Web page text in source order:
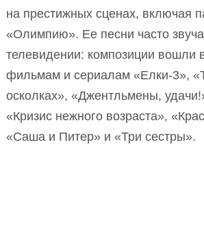
на престижных сценах, включая
«Олимпию». Ее песни часто
телевидении: композиции вошли
фильмам и сериалам «Елки-3»,
осколках», «Джентльмены,
«Кризис нежного возраста»,
«Саша и Питер» и «Три сестры».